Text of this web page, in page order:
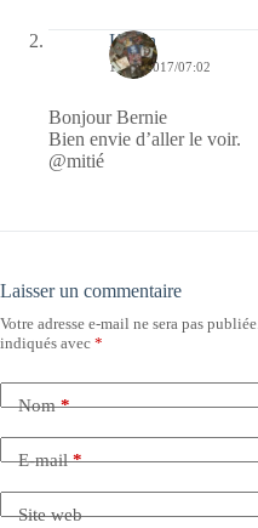
Kévin
14/12/2017/07:02
Bonjour Bernie
Bien envie d’aller le voir.
@mitié
Laisser un commentaire
Votre adresse e-mail ne sera pas publiée.
indiqués avec *
Nom*
E-mail*
Site web